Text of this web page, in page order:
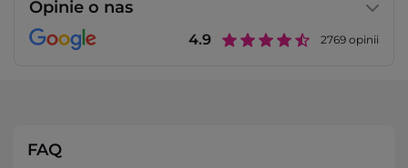
Opinie o nas
4.9 2769 opinii
FAQ